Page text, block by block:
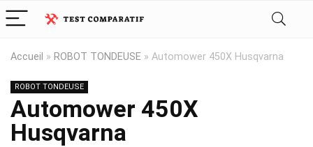
Accueil » ROBOT TONDEUSE » Automower 450X Husqvarna
ROBOT TONDEUSE
Automower 450X
Husqvarna